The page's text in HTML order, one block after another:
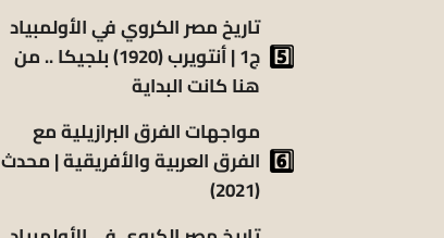
تاريخ مصر الكروي في الأولمبياد
ج1 | أنتويرب (1920) بلجيكا .. من
هنا كانت البداية
مواجهات الفرق البرازيلية مع
الفرق العربية والأفريقية | محدث
(2021)